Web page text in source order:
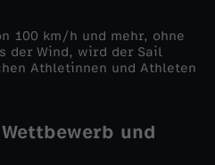
100 km/h und mehr, ohne
der Wind, wird der Sail
Athletinnen und Athleten
und